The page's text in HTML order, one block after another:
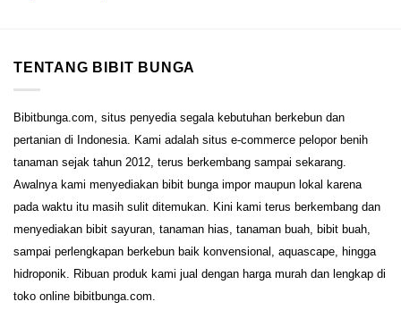
TENTANG BIBIT BUNGA
Bibitbunga.com, situs penyedia segala kebutuhan berkebun dan
pertanian di Indonesia. Kami adalah situs e-commerce pelopor benih
tanaman sejak tahun 2012, terus berkembang sampai sekarang.
Awalnya kami menyediakan bibit bunga impor maupun lokal karena
pada waktu itu masih sulit ditemukan. Kini kami terus berkembang dan
menyediakan bibit sayuran, tanaman hias, tanaman buah, bibit buah,
sampai perlengkapan berkebun baik konvensional, aquascape, hingga
hidroponik. Ribuan produk kami jual dengan harga murah dan lengkap di
toko online bibitbunga.com.